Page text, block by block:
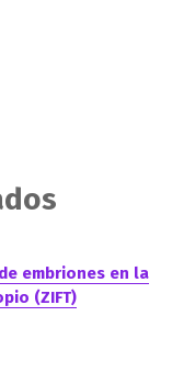
embriones en la
(ZIFT)